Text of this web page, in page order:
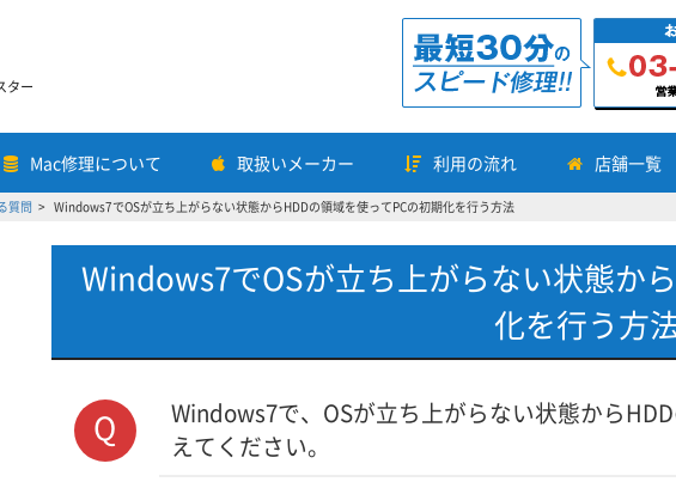
ター
Mac修理について 取扱いメーカー 利用の流れ 店舗一覧
質問 Windows7でOSが立ち上がらない状態からHDDの領域を使ってPCの初期化を行う方法
Windows7でOSが立ち上がらない状態か
化を行う方
Q
Windows7で、OSが立ち上がらない状態から
えてください。